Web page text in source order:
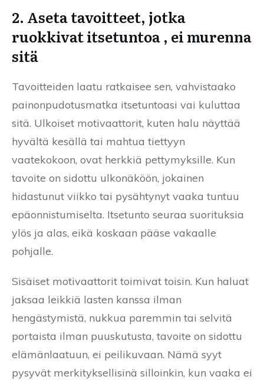
2. Aseta tavoitteet, jotka
ruokkivat itsetuntoa , ei murenna
sitä
Tavoitteiden laatu ratkaisee sen, vahvistaako
painonpudotusmatka itsetuntoasi vai kuluttaa
sitä. Ulkoiset motivaattorit, kuten halu näyttää
hyvältä kesällä tai mahtua tiettyyn
vaatekokoon, ovat herkkiä pettymyksille. Kun
tavoite on sidottu ulkonäköön, jokainen
hidastunut viikko tai pysähtynyt vaaka tuntuu
epäonnistumiselta. Itsetunto seuraa suorituksia
ylös ja alas, eikä koskaan pääse vakaalle
pohjalle.
Sisäiset motivaattorit toimivat toisin. Kun haluat
jaksaa leikkiä lasten kanssa ilman
hengästymistä, nukkua paremmin tai selvitä
portaista ilman puuskutusta, tavoite on sidottu
elämänlaatuun, ei peilikuvaan. Nämä syyt
pysyvät merkityksellisinä silloinkin, kun vaaka ei